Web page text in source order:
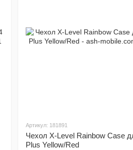
Артикул: 181891
Чехол X-Level Rainbow Case
Plus Yellow/Red